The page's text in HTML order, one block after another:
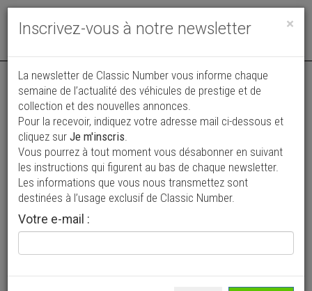
Toggle
Annonce actualisée le 06/07/2026 ( il y a 33 jours )
Chevrolet Corvette C3 Stingray
36 900 €
1973 Découvrable
×
Inscrivez-vous à notre newsletter
La newsletter de Classic Number vous informe chaque
semaine de l’actualité des véhicules de prestige et de
collection et des nouvelles annonces.
Pour la recevoir, indiquez votre adresse mail ci-dessous et
cliquez sur Je m'inscris.
Vous pourrez à tout moment vous désabonner en suivant
les instructions qui figurent au bas de chaque newsletter.
Les informations que vous nous transmettez sont
destinées à l’usage exclusif de Classic Number.
Votre e-mail :